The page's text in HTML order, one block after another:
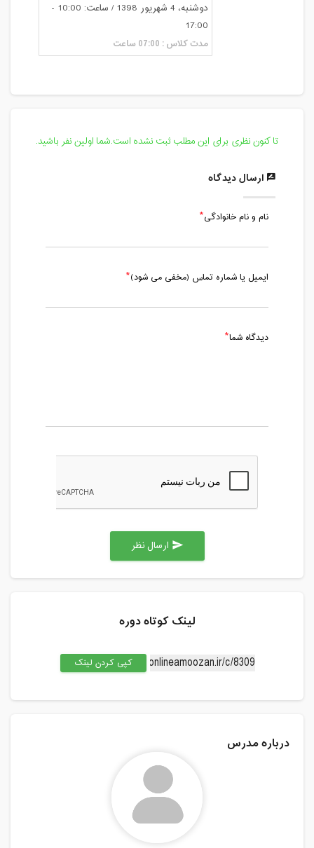
دوشنبه، 4 شهریور 1398 / ساعت: 10:00 -
17:00
مدت کلاس : 07:00 ساعت
تا کنون نظری برای این مطلب ثبت نشده است.شما اولین نفر باشید.
ارسال دیدگاه
نام و نام خانوادگی
ایمیل یا شماره تماس (مخفی می شود)
دیدگاه شما
send
لینک کوتاه دوره
کپی کردن لینک
درباره مدرس